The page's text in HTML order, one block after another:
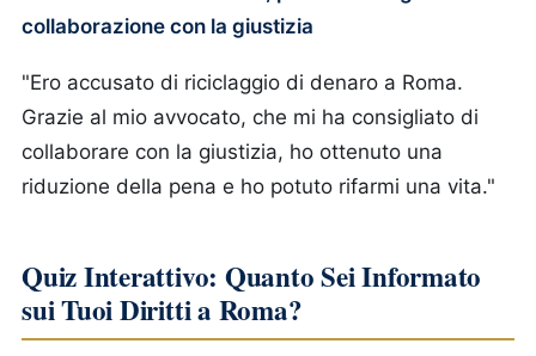
collaborazione con la giustizia
"Ero accusato di riciclaggio di denaro a Roma.
Grazie al mio avvocato, che mi ha consigliato di
collaborare con la giustizia, ho ottenuto una
riduzione della pena e ho potuto rifarmi una vita."
Quiz Interattivo: Quanto Sei Informato
sui Tuoi Diritti a Roma?